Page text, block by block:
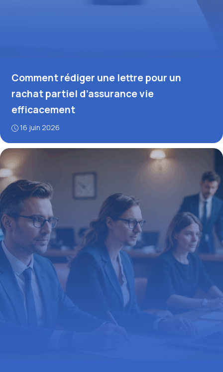
Comment rédiger une lettre pour un
rachat partiel d’assurance vie
efficacement
16 juin 2026